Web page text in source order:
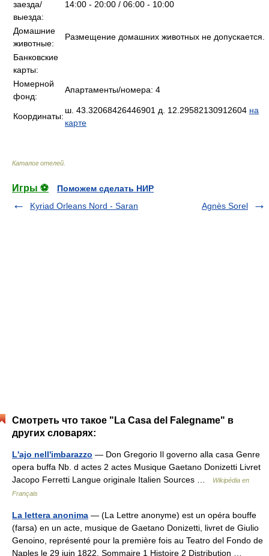
заезда/
выезда:
14:00 - 20:00 / 06:00 - 10:00
Домашние
животные:
Размещение домашних животных не допускается.
Банковские
карты:
Номерной
фонд:
Апартаменты/номера: 4
Координаты:
ш. 43.32068426446901 д. 12.29582130912604 на
карте
Каталог отелей
Игры ⚽
Поможем сделать НИР
Kyriad Orleans Nord - Saran
Agnès Sorel
Смотреть что такое "La Casa del Falegname" в
других словарях:
L'ajo nell'imbarazzo — Don Gregorio Il governo alla casa Genre
opera buffa Nb. d actes 2 actes Musique Gaetano Donizetti Livret
Jacopo Ferretti Langue originale Italien Sources …
Wikipédia en
Français
La lettera anonima — (La Lettre anonyme) est un opéra bouffe
(farsa) en un acte, musique de Gaetano Donizetti, livret de Giulio
Genoino, représenté pour la première fois au Teatro del Fondo de
Naples le 29 juin 1822. Sommaire 1 Histoire 2 Distribution …